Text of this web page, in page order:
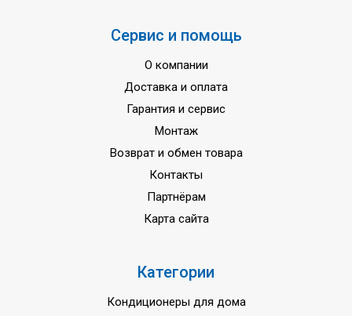
Сервис и помощь
О компании
Доставка и оплата
Гарантия и сервис
Монтаж
Возврат и обмен товара
Контакты
Партнёрам
Карта сайта
Категории
Кондиционеры для дома